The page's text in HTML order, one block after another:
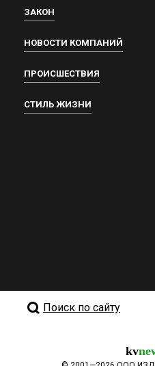
ЗАКОН
НОВОСТИ КОМПАНИЙ
ПРОИСШЕСТВИЯ
СТИЛЬ ЖИЗНИ
Поиск по сайту
kv